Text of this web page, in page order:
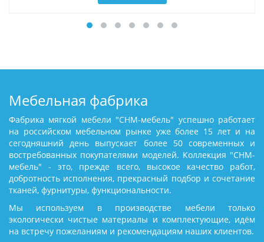
Мебельная фабрика
Фабрика мягкой мебели "СНМ-мебель" успешно работает
на российском мебельном рынке уже более 15 лет и на
сегодняшний день выпускает более 50 современных и
востребованных покупателями моделей. Коллекция "СНМ-
мебель" - это, прежде всего, высокое качество работ,
добротность исполнения, прекрасный подбор и сочетание
тканей, фурнитуры, функциональности.
Мы используем в производстве мебели только
экологически чистые материалы и комплектующие, идём
на встречу пожеланиям и рекомендациям наших клиентов.